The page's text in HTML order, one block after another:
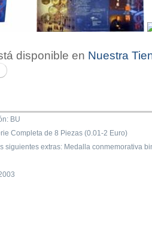
disponible en Nuestra
BU
Completa de 8 Piezas (0.01-2 Euro)
siguientes extras: Medalla conmemorativa